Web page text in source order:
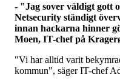
- "Jag sover väldigt gott
Netsecurity ständigt
innan hackarna hinner
Moen, IT-chef på
"Vi har alltid varit
kommun", säger IT-chef